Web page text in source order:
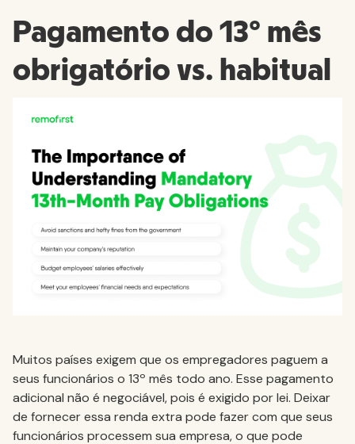
Pagamento do 13º mês
obrigatório vs. habitual
Muitos países exigem que os empregadores paguem a
seus funcionários o 13º mês todo ano. Esse pagamento
adicional não é negociável, pois é exigido por lei. Deixar
de fornecer essa renda extra pode fazer com que seus
funcionários processem sua empresa, o que pode